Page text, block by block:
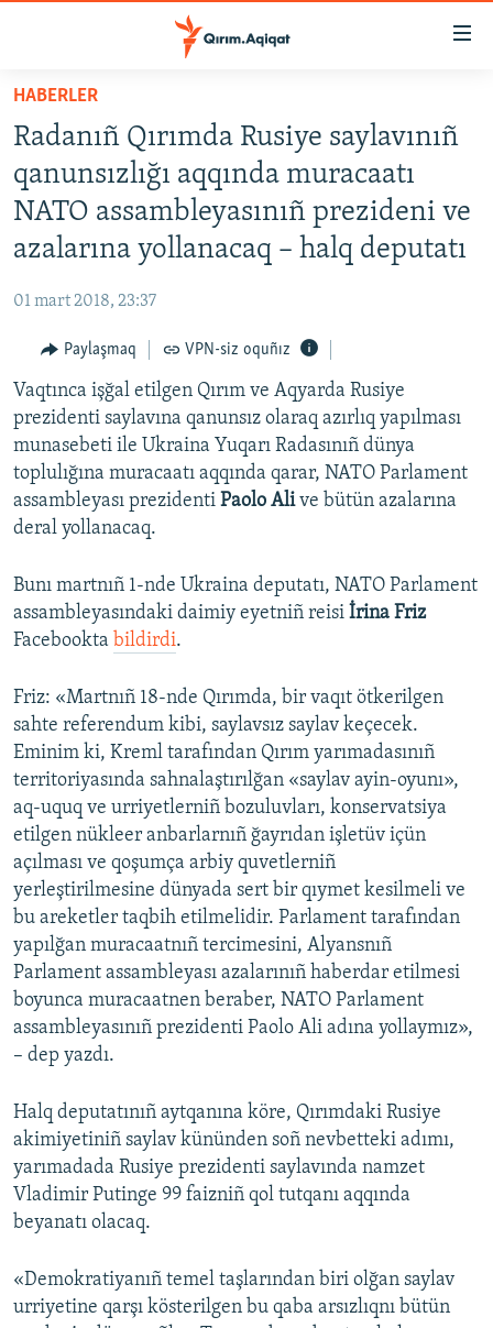
Esas
qaytmaq
Baş
navigatsiyağa
qaytmaq
Qıdıruvğa
HABERLER
İQTİSADİYAT
CEMİYET
İNSAN AQLARI
VİDEO
SÜRET
BLOGLAR
FİKİR
Русский
Українською
QOŞULIÑIZ!
RFE/RS bütün saytları
HABERLER
Radanıñ Qırımda Rusiye saylavınıñ
qanunsızlığı aqqında muracaatı
NATO assambleyasınıñ prezideni ve
azalarına yollanacaq – halq deputatı
01 mart 2018, 23:37
Paylaşmaq VPN-siz oquñız
Vaqtınca işğal etilgen Qırım ve Aqyarda Rusiye
prezidenti saylavına qanunsız olaraq azırlıq yapılması
munasebeti ile Ukraina Yuqarı Radasınıñ dünya
toplulığına muracaatı aqqında qarar, NATO Parlament
assambleyası prezidenti Paolo Alive bütün azalarına
deral yollanacaq.
Bunı martnıñ 1-nde Ukraina deputatı, NATO Parlament
assambleyasındaki daimiy eyetniñ reisi İrina Friz
Facebookta bildirdi.
Friz: «Martnıñ 18-nde Qırımda, bir vaqıt ötkerilgen
sahte referendum kibi, saylavsız saylav keçecek.
Eminim ki, Kreml tarafından Qırım yarımadasınıñ
territoriyasında sahnalaştırılğan «saylav ayin-oyunı»,
aq-uquq ve urriyetlerniñ bozuluvları, konservatsiya
etilgen nükleer anbarlarnıñ ğayrıdan işletüv içün
açılması ve qoşumça arbiy quvetlerniñ
yerleştirilmesine dünyada sert bir qıymet kesilmeli ve
bu areketler taqbih etilmelidir. Parlament tarafından
yapılğan muracaatnıñ tercimesini, Alyansnıñ
Parlament assambleyası azalarınıñ haberdar etilmesi
boyunca muracaatnen beraber, NATO Parlament
assambleyasınıñ prezidenti Paolo Ali adına yollaymız»,
– dep yazdı.
Halq deputatınıñ aytqanına köre, Qırımdaki Rusiye
akimiyetiniñ saylav kününden soñ nevbetteki adımı,
yarımadada Rusiye prezidenti saylavında namzet
Vladimir Putinge 99 faizniñ qol tutqanı aqqında
beyanatı olacaq.
«Demokratiyanıñ temel taşlarından biri olğan saylav
urriyetine qarşı kösterilgen bu qaba arsızlıqnı bütün